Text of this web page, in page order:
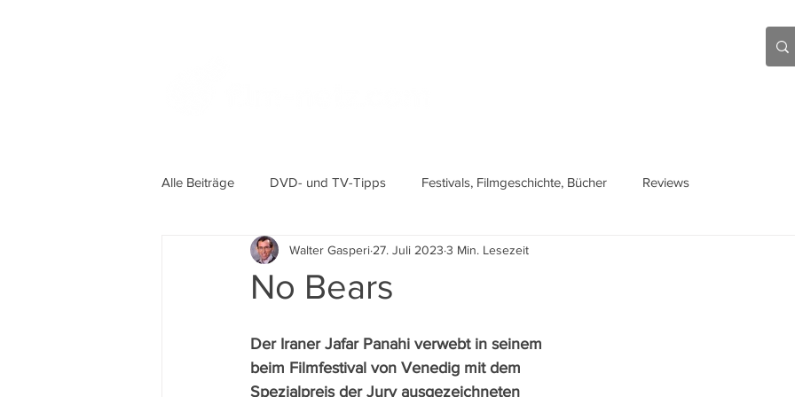
Alle Beiträge DVD- und TV-Tipps Festivals, Filmgeschichte, Bücher Reviews
No Bears
Walter Gasperi 27. Juli 2023 3 Min. Lesezeit
Der Iraner Jafar Panahi verwebt in seinem
beim Filmfestival von Venedig mit dem
Spezialpreis der Jury ausgezeichneten